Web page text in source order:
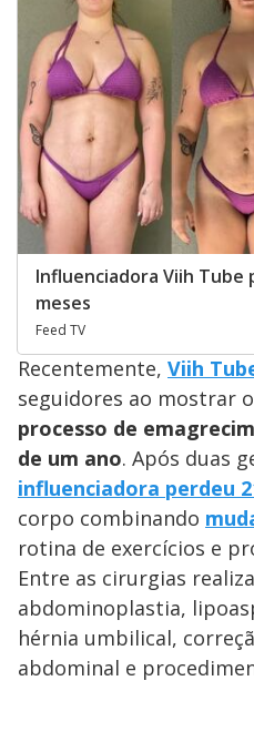
Influenciadora Viih Tube
meses
Feed TV
Recentemente, Viih
seguidores ao mostrar
processo de
de um ano. Após duas
influenciadora perdeu
corpo combinando
rotina de exercícios e
Entre as cirurgias
abdominoplastia,
hérnia umbilical,
abdominal e